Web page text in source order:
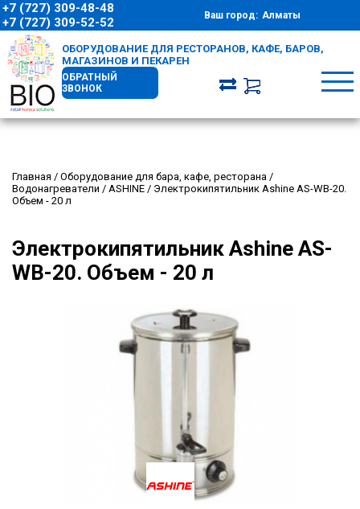
+7 (727) 309-48-48
+7 (727) 309-52-52
Ваш город: Алматы
ОБОРУДОВАНИЕ ДЛЯ РЕСТОРАНОВ, КАФЕ, БАРОВ,
МАГАЗИНОВ И ПЕКАРЕН
ОБРАТНЫЙ
ЗВОНОК
Главная / Оборудование для бара, кафе, ресторана /
Водонагреватели / ASHINE / Электрокипятильник Ashine AS-WB-20.
Объем - 20 л
Электрокипятильник Ashine AS-
WB-20. Объем - 20 л